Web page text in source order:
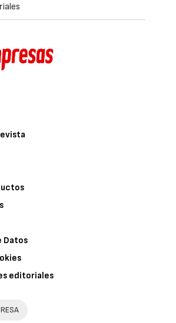
Datos
editoriales